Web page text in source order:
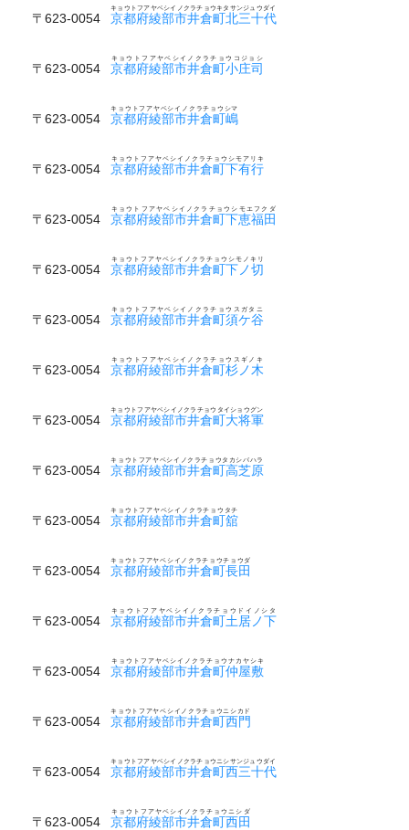
〒623-0054 京都府綾部市井倉町北三十代
キョウトフアヤベシイノクラチョウキタサンジュウダイ
〒623-0054 京都府綾部市井倉町小庄司
キョウトフアヤベシイノクラチョウコジョシ
〒623-0054 京都府綾部市井倉町嶋
キョウトフアヤベシイノクラチョウシマ
〒623-0054 京都府綾部市井倉町下有行
キョウトフアヤベシイノクラチョウシモアリキ
〒623-0054 京都府綾部市井倉町下恵福田
キョウトフアヤベシイノクラチョウシモエフクダ
〒623-0054 京都府綾部市井倉町下ノ切
キョウトフアヤベシイノクラチョウシモノキリ
〒623-0054 京都府綾部市井倉町須ケ谷
キョウトフアヤベシイノクラチョウスガタニ
〒623-0054 京都府綾部市井倉町杉ノ木
キョウトフアヤベシイノクラチョウスギノキ
〒623-0054 京都府綾部市井倉町大将軍
キョウトフアヤベシイノクラチョウタイショウグン
〒623-0054 京都府綾部市井倉町高芝原
キョウトフアヤベシイノクラチョウタカシバハラ
〒623-0054 京都府綾部市井倉町舘
キョウトフアヤベシイノクラチョウタチ
〒623-0054 京都府綾部市井倉町長田
キョウトフアヤベシイノクラチョウチョウダ
〒623-0054 京都府綾部市井倉町土居ノ下
キョウトフアヤベシイノクラチョウドイノシタ
〒623-0054 京都府綾部市井倉町仲屋敷
キョウトフアヤベシイノクラチョウナカヤシキ
〒623-0054 京都府綾部市井倉町西門
キョウトフアヤベシイノクラチョウニシカド
〒623-0054 京都府綾部市井倉町西三十代
キョウトフアヤベシイノクラチョウニシサンジュウダイ
〒623-0054 京都府綾部市井倉町西田
キョウトフアヤベシイノクラチョウニシダ